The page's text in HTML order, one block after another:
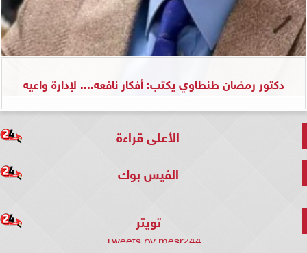
دكتور رمضان طنطاوي يكتب: أفكار نافعه.... لإدارة واعيه
الأعلى قراءة
الفيس بوك
تويتر
Tweets by mesr244